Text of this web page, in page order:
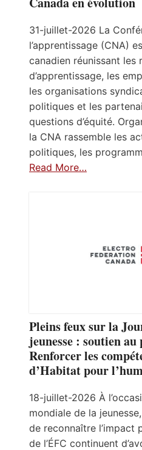
31-juillet-2026 La
l’apprentissage (CNA)
canadien réunissant les
d’apprentissage, les
les organisations
politiques et les
questions d’équité.
la CNA rassemble les
politiques, les
Read More…
Pleins feux sur la
jeunesse : soutien
Renforcer les
d’Habitat pour
18-juillet-2026 À
mondiale de la
de reconnaître l’impact
de l’ÉFC continuent